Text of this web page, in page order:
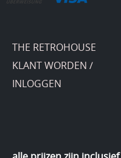
THE RETROHOUSE
KLANT WORDEN /
INLOGGEN